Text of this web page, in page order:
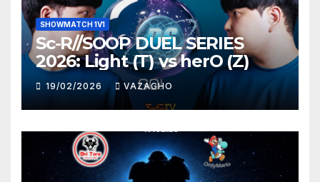
SHOWMATCH 1V1
Sc-R//SOOP DUEL SERIES
2026: Light (T) vs herO (Z)
19/02/2026 VAZAGHO